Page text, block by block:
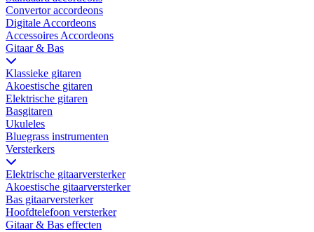
Convertor accordeons
Digitale Accordeons
Accessoires Accordeons
Gitaar & Bas
Klassieke gitaren
Akoestische gitaren
Elektrische gitaren
Basgitaren
Ukuleles
Bluegrass instrumenten
Versterkers
Elektrische gitaarversterker
Akoestische gitaarversterker
Bas gitaarversterker
Hoofdtelefoon versterker
Gitaar & Bas effecten